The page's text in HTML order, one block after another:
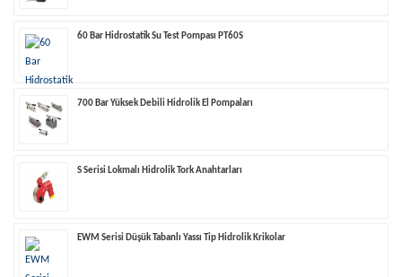
60 Bar Hidrostatik Su Test Pompası PT60S
700 Bar Yüksek Debili Hidrolik El Pompaları
S Serisi Lokmalı Hidrolik Tork Anahtarları
EWM Serisi Düşük Tabanlı Yassı Tip Hidrolik Krikolar